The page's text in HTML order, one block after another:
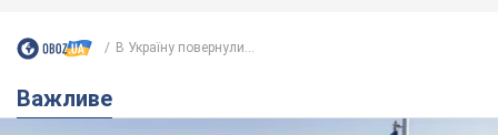
В Україну повернули...
Важливе